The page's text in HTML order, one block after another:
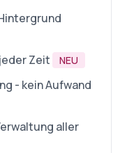
Zeit NEU
- kein Aufwand
aller